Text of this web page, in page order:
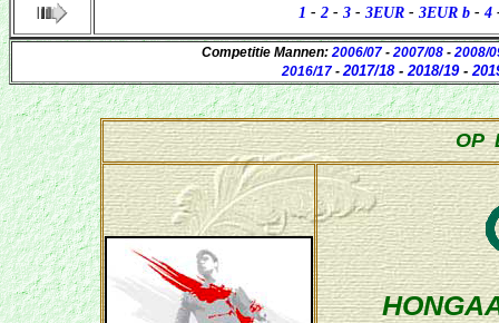
1 - 2 - 3 - 3EUR - 3EUR b -4
Competitie Mannen:2006/07-2007/08-2008/
2016/17 -2017/18- 2018/19-
OP